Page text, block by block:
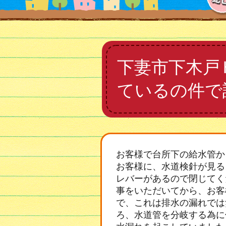
下妻市下木
ているの件
お客様で台所下の給水管
お客様に、水道検針が見
レバーがあるので閉じて
事をいただいてから、お
で、これは排水の漏れで
ろ、水道管を分岐する為